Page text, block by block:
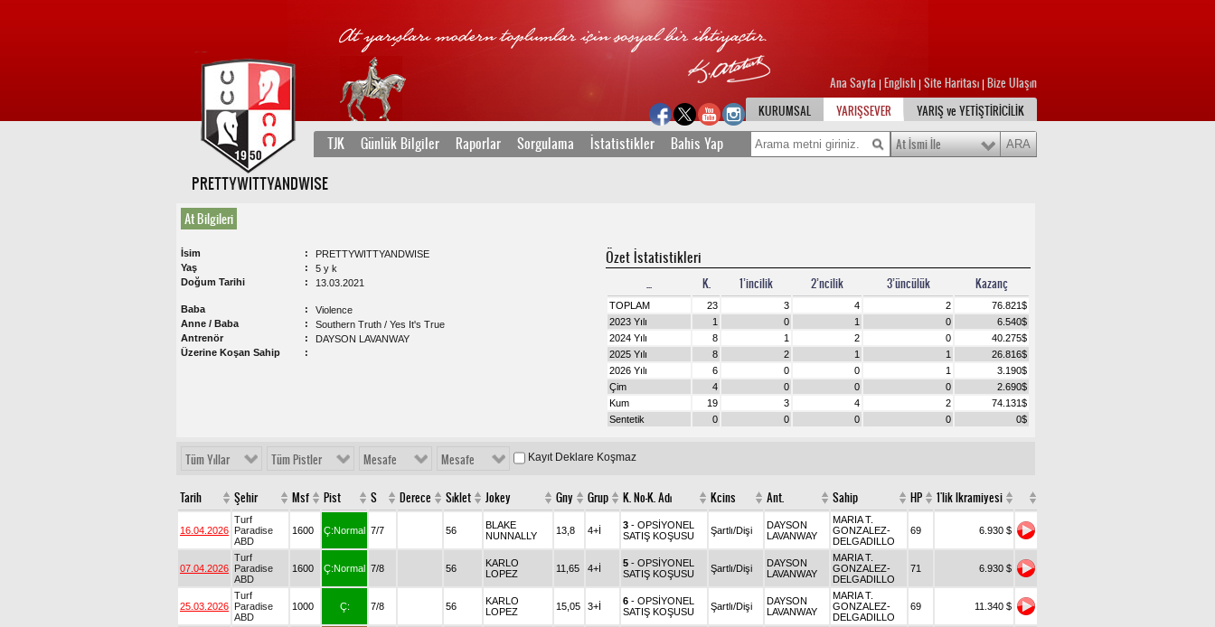
Ana Sayfa English Site Haritası Bize Ulaşın
KURUMSAL
YARIŞSEVER YARIŞ ve YETİŞTİRİCİLİK
TJK Günlük Bilgiler Raporlar Sorgulama İstatistikler Bahis Yap At İsmi İle
PRETTYWITTYANDWISE
At Bilgileri
İsim
PRETTYWITTYANDWISE
Yaş
5 y k
Doğum Tarihi
13.03.2021
Baba
Violence
Anne / Baba
Southern Truth / Yes It's True
Antrenör
DAYSON LAVANWAY
Üzerine Koşan Sahip
Özet İstatistikleri
... K. 1’incilik 2’ncilik 3’üncülük Kazanç
TOPLAM 23 3 4 2 76.821$
2023 Yılı
1 0 1 0 6.540$
2024 Yılı
8 1 2 0 40.275$
2025 Yılı
8 2 1 1 26.816$
2026 Yılı
6 0 0 1 3.190$
Çim
4 0 0 0 2.690$
Kum
19 3 4 2 74.131$
Sentetik
0 0 0 0 0$
Tüm Yıllar Tüm Pistler Mesafe Mesafe Kayıt Deklare Koşmaz
Tarih Şehir Msf Pist S Derece Sıklet Jokey Gny Grup K. No-K. Adı Kcins Ant. Sahip HP 1'lik Ikramiyesi
16.04.2026
Turf
Paradise
ABD
1600 Ç:Normal 7/7 56
BLAKE
NUNNALLY
13,8 4+İ 3 - OPSİYONEL
SATIŞ KOŞUSU
Şartlı/Dişi
DAYSON
LAVANWAY
MARIA T.
GONZALEZ-
DELGADILLO
69 6.930 $
07.04.2026
Turf
Paradise
ABD
1600 Ç:Normal 7/8 56
KARLO
LOPEZ
11,65 4+İ 5 - OPSİYONEL
SATIŞ KOŞUSU
Şartlı/Dişi
DAYSON
LAVANWAY
MARIA T.
GONZALEZ-
DELGADILLO
71 6.930 $
25.03.2026
Turf
Paradise
ABD
1000 Ç: 7/8 56
KARLO
LOPEZ
15,05 3+İ 6 - OPSİYONEL
SATIŞ KOŞUSU
Şartlı/Dişi
DAYSON
LAVANWAY
MARIA T.
GONZALEZ-
DELGADILLO
69 11.340 $